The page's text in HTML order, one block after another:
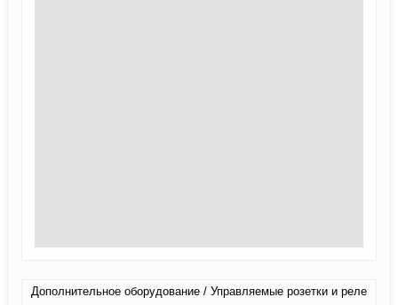
Дополнительное оборудование / Управляемые розетки и реле